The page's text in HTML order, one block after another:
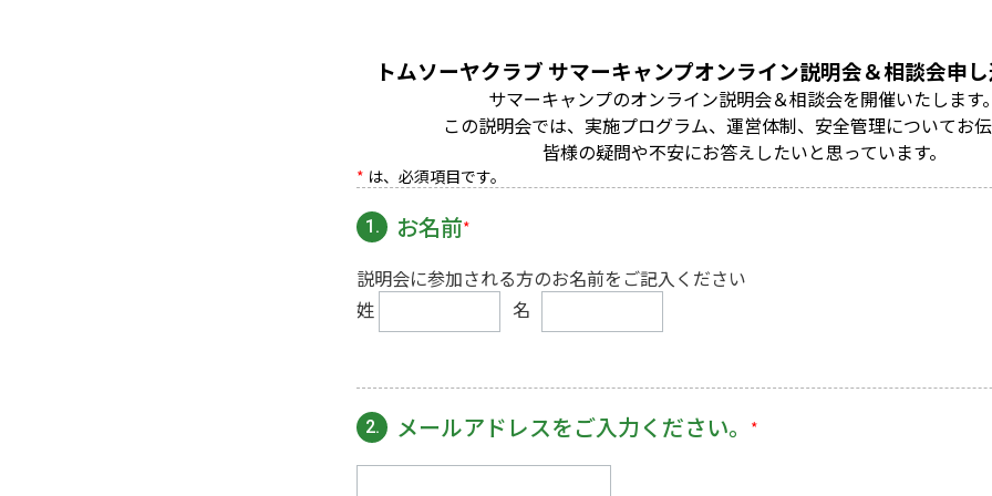
トムソーヤクラブ サマーキャンプオンライン説明会＆相談会申
サマーキャンプのオンライン説明会＆相談会を開催いたします。
この説明会では、実施プログラム、運営体制、安全管理についてお伝
皆様の疑問や不安にお答えしたいと思っています。
* は、必須項目です。
1. お名前*
説明会に参加される方のお名前をご記入ください
姓
名
2. メールアドレスをご入力ください。 *